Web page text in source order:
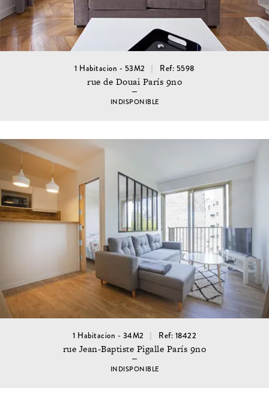
1 Habitacion - 53M2 Ref: 5598
rue de Douai París 9no
INDISPONIBLE
1 Habitacion - 34M2 Ref: 18422
rue Jean-Baptiste Pigalle París 9no
INDISPONIBLE